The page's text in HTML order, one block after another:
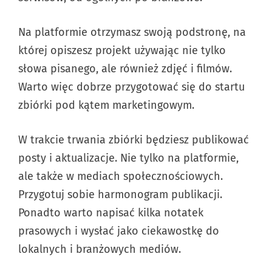
Na platformie otrzymasz swoją podstronę, na
której opiszesz projekt używając nie tylko
słowa pisanego, ale również zdjęć i filmów.
Warto więc dobrze przygotować się do startu
zbiórki pod kątem marketingowym.
W trakcie trwania zbiórki będziesz publikować
posty i aktualizacje. Nie tylko na platformie,
ale także w mediach społecznościowych.
Przygotuj sobie harmonogram publikacji.
Ponadto warto napisać kilka notatek
prasowych i wysłać jako ciekawostkę do
lokalnych i branżowych mediów.